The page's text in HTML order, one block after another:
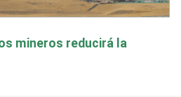
mineros reducirá la